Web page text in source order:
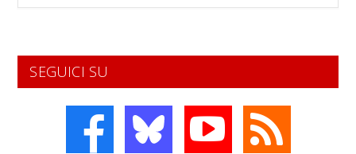
SEGUICI SU